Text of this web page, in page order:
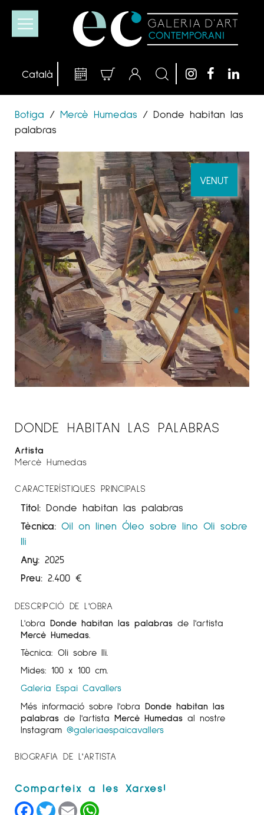
Botiga / Mercè Humedas / Donde habitan las
palabras
VENUT
DONDE HABITAN LAS PALABRAS
Artista
Mercè Humedas
CARACTERÍSTIQUES PRINCIPALS
Títol: Donde habitan las palabras
Tècnica: Oil on linen Óleo sobre lino Oli sobre
lli
Any: 2025
Preu: 2.400 €
DESCRIPCIÓ DE L'OBRA
L'obra Donde habitan las palabras de l'artista
Mercè Humedas
Tècnica: Oli sobre lli.
Mides: 100 x 100 cm.
Galeria Espai Cavallers
Més informació sobre l'obra Donde habitan las
palabras de l'artista Mercè Humedas al nostre
Instagram @galeriaespaicavallers
BIOGRAFIA DE L'ARTISTA
Facebook
TwitterEmail